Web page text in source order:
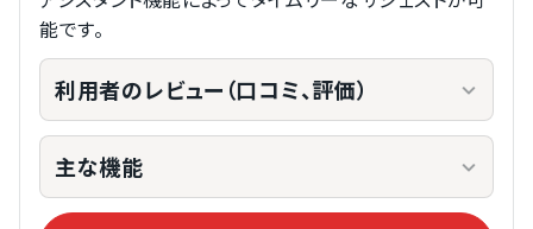
能です。
利用者のレビュー（口コミ、評価）
主な機能